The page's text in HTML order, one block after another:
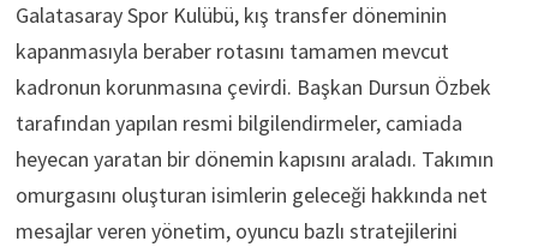
Galatasaray Spor Kulübü, kış transfer döneminin
kapanmasıyla beraber rotasını tamamen mevcut
kadronun korunmasına çevirdi. Başkan Dursun Özbek
tarafından yapılan resmi bilgilendirmeler, camiada
heyecan yaratan bir dönemin kapısını araladı. Takımın
omurgasını oluşturan isimlerin geleceği hakkında net
mesajlar veren yönetim, oyuncu bazlı stratejilerini